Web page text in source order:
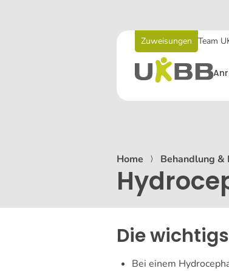
Zuweisungen Team
Home ⟩ Behandlung &
Die
Bei einem